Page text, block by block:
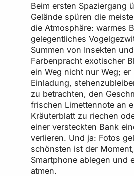
Beim ersten Spaziergang
Gelände spüren die
die Atmosphäre: warmes
gelegentliches
Summen von Insekten
Farbenpracht exotischer
ein Weg nicht nur Weg; er
Einladung,
zu betrachten, den
frischen Limettennote an
Kräuterblatt zu riechen
einer versteckten Bank
verlieren. Und ja: Fotos
schönsten ist der
Smartphone ablegen und
atmen.